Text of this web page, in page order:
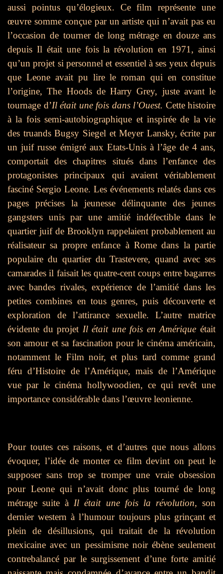
aussi pointus qu’élogieux. Ce film représente une
œuvre somme conçue par un artiste qui n’avait pas eu
l’occasion de tourner de long métrage en douze ans
depuis Il était une fois la révolution en 1971, ainsi
qu’un projet si personnel et essentiel à ses yeux depuis
que Leone avait pu lire le roman qui en constitue
l’origine, The Hoods de Harry Grey, juste avant le
tournage d’Il était une fois dans l’Ouest. Cette histoire
à la fois semi-autobiographique et inspirée de la vie
des truands Bugsy Siegel et Meyer Lansky, écrite par
un juif russe émigré aux Etats-Unis à l’âge de 4 ans,
comportait des chapitres situés dans l’enfance des
protagonistes principaux qui avaient véritablement
fasciné Sergio Leone. Les événements relatés dans ces
pages précises la jeunesse délinquante des jeunes
gangsters unis par une amitié indéfectible dans le
quartier juif de Brooklyn rappelaient probablement au
réalisateur sa propre enfance à Rome dans la partie
populaire du quartier du Trastevere, quand avec ses
camarades il faisait les quatre-cent coups entre bagarres
avec bandes rivales, expérience de l’amitié dans les
petites combines en tous genres, puis découverte et
exploration de l’attirance sexuelle. L’autre matrice
évidente du projet Il était une fois en Amérique était
son amour et sa fascination pour le cinéma américain,
notamment le Film noir, et plus tard comme grand
féru d’Histoire de l’Amérique, mais de l’Amérique
vue par le cinéma hollywoodien, ce qui revêt une
importance considérable dans l’œuvre leonienne.
Pour toutes ces raisons, et d’autres que nous allons
évoquer, l’idée de monter ce film devint on peut le
supposer sans trop se tromper une vraie obsession
pour Leone qui n’avait donc plus tourné de long
métrage suite àIl était une fois la révolution, son
dernier western à l’humour toujours plus grinçant et
plein de désillusions, qui traitait de la révolution
mexicaine avec un pessimisme noir ébène seulement
contrebalancé par le surgissement d’une forte amitié